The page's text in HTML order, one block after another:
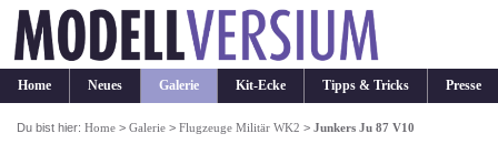
Home Neues Galerie Kit-Ecke Tipps & Tricks Presse
Du bist hier:Home >Galerie >Flugzeuge Militär WK2 >Junkers Ju 87 V10